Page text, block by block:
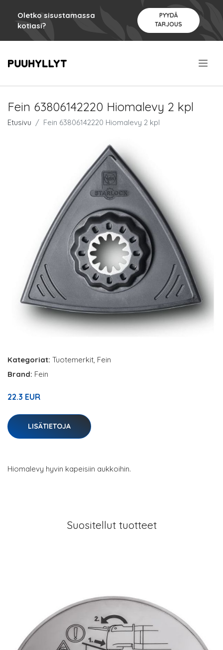
Oletko sisustamassa
kotiasi?
PYYDÄ
TARJOUS
Fein 63806142220 Hiomalevy 2 kpl
Etusivu Fein 63806142220 Hiomalevy 2 kpl
Kategoriat: Tuotemerkit, Fein
Brand: Fein
22.3 EUR
LISÄTIETOJA
Hiomalevy hyvin kapeisiin aukkoihin.
Suositellut tuotteet